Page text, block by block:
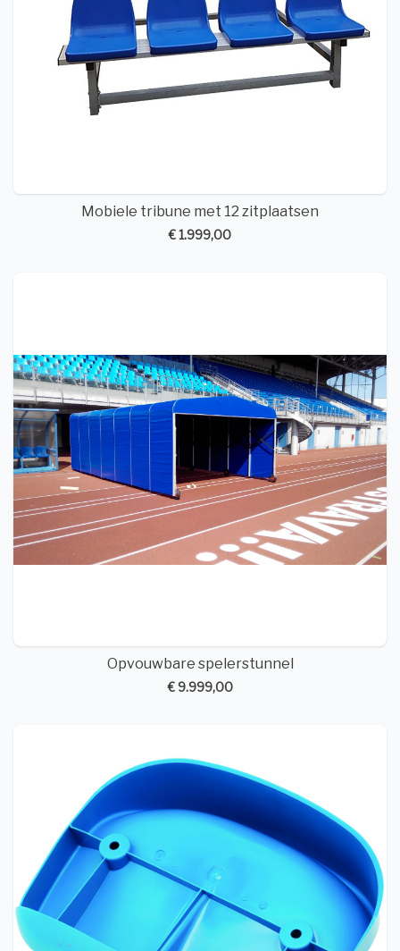
Mobiele tribune met 12 zitplaatsen
€ 1.999,00
Opvouwbare spelerstunnel
€ 9.999,00